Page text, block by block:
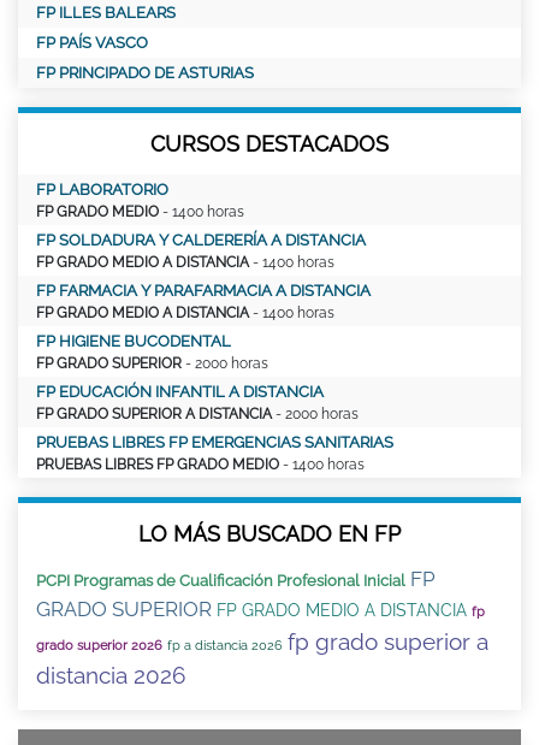
FP ILLES BALEARS
FP PAÍS VASCO
FP PRINCIPADO DE ASTURIAS
CURSOS DESTACADOS
FP LABORATORIO
FP GRADO MEDIO - 1400 horas
FP SOLDADURA Y CALDERERÍA A DISTANCIA
FP GRADO MEDIO A DISTANCIA - 1400 horas
FP FARMACIA Y PARAFARMACIA A DISTANCIA
FP GRADO MEDIO A DISTANCIA - 1400 horas
FP HIGIENE BUCODENTAL
FP GRADO SUPERIOR - 2000 horas
FP EDUCACIÓN INFANTIL A DISTANCIA
FP GRADO SUPERIOR A DISTANCIA - 2000 horas
PRUEBAS LIBRES FP EMERGENCIAS SANITARIAS
PRUEBAS LIBRES FP GRADO MEDIO - 1400 horas
LO MÁS BUSCADO EN FP
PCPI Programas de Cualificación Profesional Inicial FP
GRADO SUPERIOR FP GRADO MEDIO A DISTANCIA fp
grado superior 2026 fp a distancia 2026 fp grado superior a
distancia 2026